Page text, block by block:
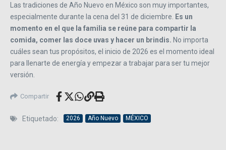
Las tradiciones de Año Nuevo en México son muy importantes,
especialmente durante la cena del 31 de diciembre.
Es un
momento en el que la familia se reúne para compartir la
comida, comer las doce uvas y hacer un brindis. No importa
cuáles sean tus propósitos, el inicio de 2026 es el momento ideal
para llenarte de energía y empezar a trabajar para ser tu mejor
versión.
Compartir
Etiquetado: 2026 Año Nuevo MÉXICO